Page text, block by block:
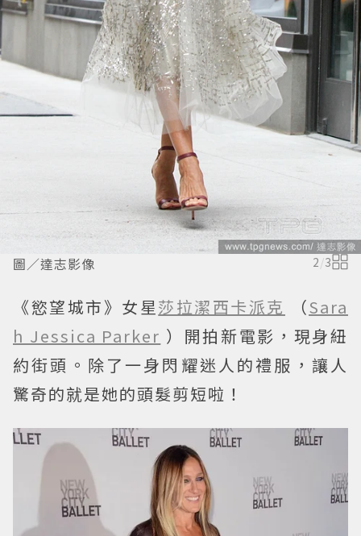
圖／達志影像 2/3
《慾望城市》女星莎拉潔西卡派克 （Sara
h Jessica Parker ）開拍新電影，現身紐
約街頭。除了一身閃耀迷人的禮服，讓人
驚奇的就是她的頭髮剪短啦！